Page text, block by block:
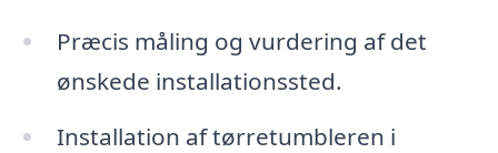
Præcis måling og vurdering af det
ønskede installationssted.
Installation af tørretumbleren i